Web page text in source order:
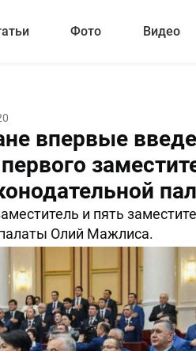
Фото Видео
впервые
и пять
Олий Мажлиса.